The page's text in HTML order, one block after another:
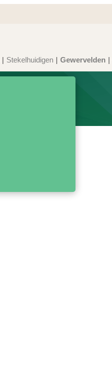
Stekelhuidigen Gewervelden